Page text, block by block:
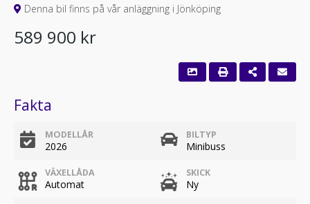
Denna bil finns på vår anläggning i Jönköping
589 900 kr
Fakta
MODELLÅR
2026
BILTYP
Minibuss
VÄXELLÅDA
Automat
SKICK
Ny